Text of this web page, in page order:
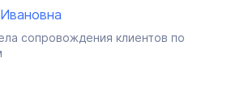
сопровождения клиентов по